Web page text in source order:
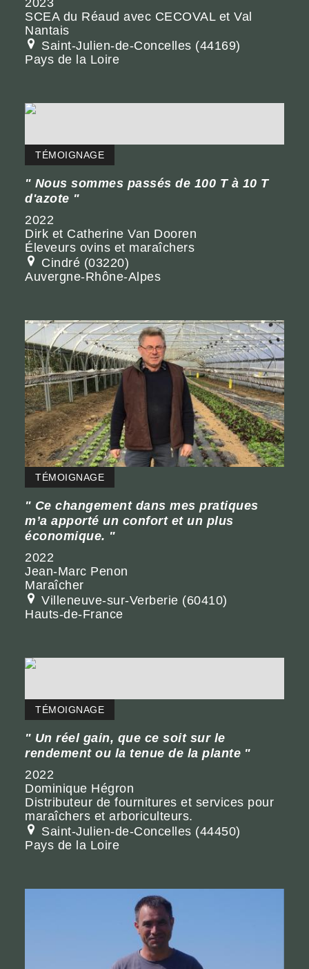
2023
SCEA du Réaud avec CECOVAL et Val
Nantais
Saint-Julien-de-Concelles (44169)
Pays de la Loire
TÉMOIGNAGE
Nous sommes passés de 100 T à 10 T
d'azote
2022
Dirk et Catherine Van Dooren
Éleveurs ovins et maraîchers
Cindré (03220)
Auvergne-Rhône-Alpes
TÉMOIGNAGE
Ce changement dans mes pratiques
m’a apporté un confort et un plus
économique.
2022
Jean-Marc Penon
Maraîcher
Villeneuve-sur-Verberie (60410)
Hauts-de-France
TÉMOIGNAGE
Un réel gain, que ce soit sur le
rendement ou la tenue de la plante
2022
Dominique Hégron
Distributeur de fournitures et services pour
maraîchers et arboriculteurs.
Saint-Julien-de-Concelles (44450)
Pays de la Loire